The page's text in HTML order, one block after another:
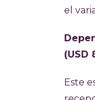
el
(USD
Este